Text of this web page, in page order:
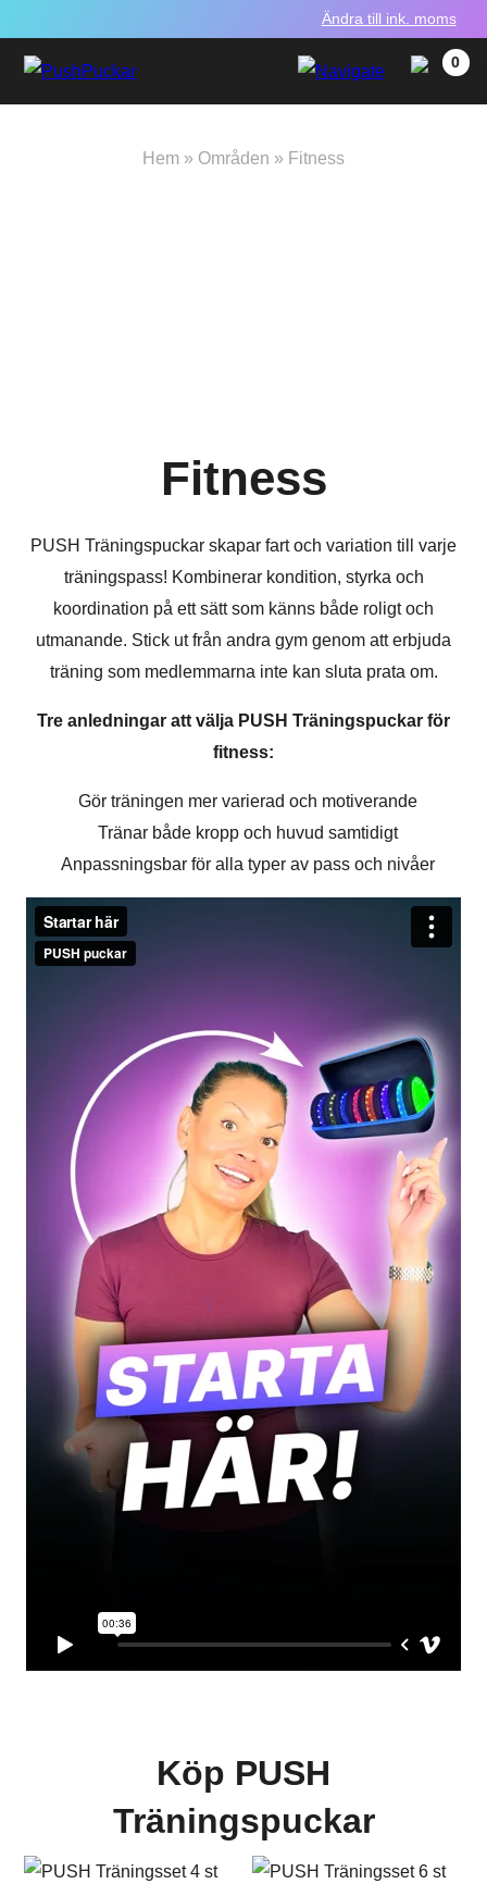
Ändra till ink. moms
0
Hem » Områden » Fitness
Fitness
PUSH Träningspuckar skapar fart och variation till varje
träningspass! Kombinerar kondition, styrka och
koordination på ett sätt som känns både roligt och
utmanande. Stick ut från andra gym genom att erbjuda
träning som medlemmarna inte kan sluta prata om.
Tre anledningar att välja PUSH Träningspuckar för
fitness:
Gör träningen mer varierad och motiverande
Tränar både kropp och huvud samtidigt
Anpassningsbar för alla typer av pass och nivåer
Köp PUSH
Träningspuckar